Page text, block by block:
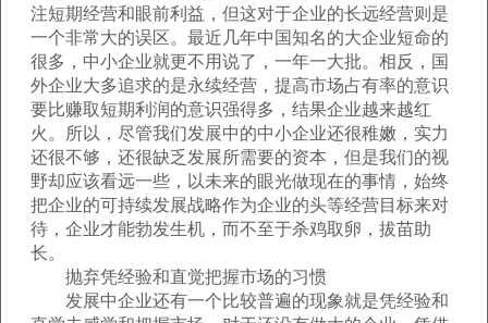
注短期经营和眼前利益，但这对于企业的长远经营则是
一个非常大的误区。最近几年中国知名的大企业短命的
很多，中小企业就更不用说了，一年一大批。相反，国
外企业大多追求的是永续经营，提高市场占有率的意识
要比赚取短期利润的意识强得多，结果企业越来越红
火。所以，尽管我们发展中的中小企业还很稚嫩，实力
还很不够，还很缺乏发展所需要的资本，但是我们的视
野却应该看远一些，以未来的眼光做现在的事情，始终
把企业的可持续发展战略作为企业的头等经营目标来对
待，企业才能勃发生机，而不至于杀鸡取卵，拔苗助
长。
抛弃凭经验和直觉把握市场的习惯
发展中企业还有一个比较普遍的现象就是凭经验和